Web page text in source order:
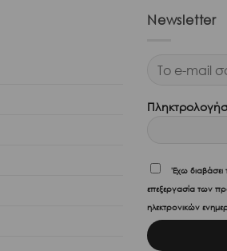
Newsletter
'Εχω διαβάσει
επεξεργασία των
ηλεκτρονικών